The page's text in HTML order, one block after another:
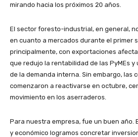
mirando hacia los próximos 20 años.
El sector foresto-industrial, en general,
en cuanto a mercados durante el primer
principalmente, con exportaciones
que redujo la rentabilidad de las PyMEs
de la demanda interna. Sin embargo, las
comenzaron a reactivarse en octubre,
movimiento en los aserraderos.
Para nuestra empresa, fue un buen año.
y económico logramos concretar